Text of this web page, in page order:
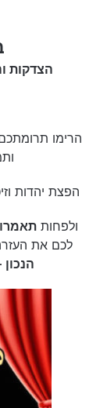
הצדקות
הרימו
הפצת יהדות
ולפחות
לכם את
הנכון